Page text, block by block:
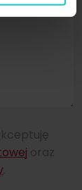
oraz